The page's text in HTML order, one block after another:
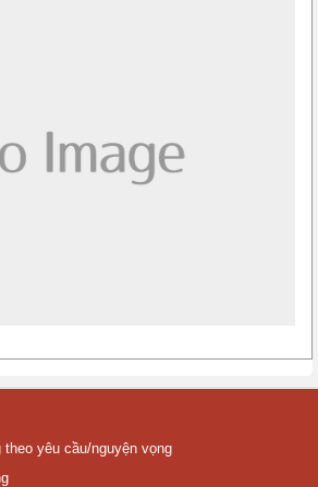
yêu cầu/nguyện vọng